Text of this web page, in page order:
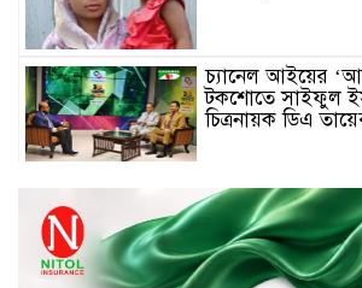
চ্যানেল আইয়ের
টকশোতে সাইফুল
চিত্রনায়ক ডিএ
টাঙ্গাইলে নিহত
পরিবারকে অনুদান ও